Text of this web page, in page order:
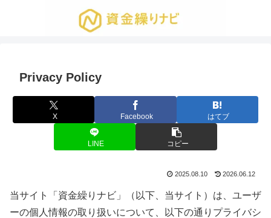
Privacy Policy
X Facebook はてブ
LINE コピー
2025.08.10 2026.06.12
当サイト「資金繰りナビ」（以下、当サイト）は、ユーザ
ーの個人情報の取り扱いについて、以下の通りプライバシ